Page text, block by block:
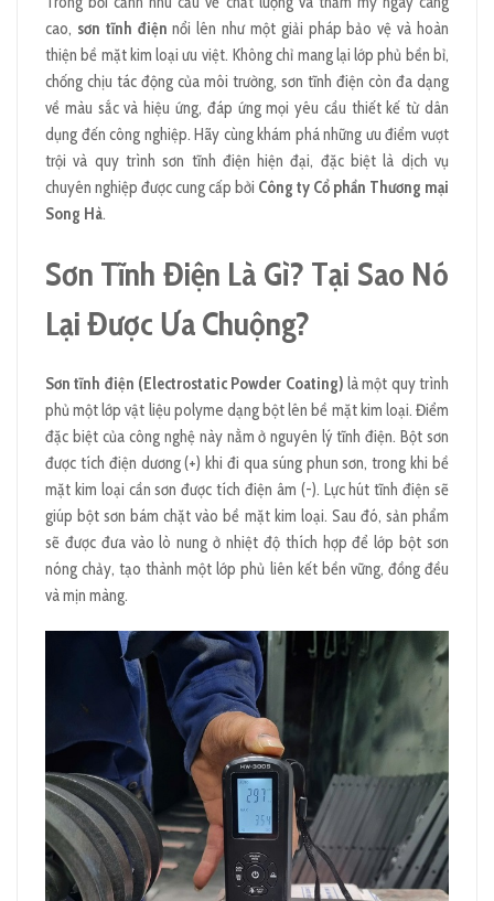
cao, sơn tĩnh điện nổi lên như một giải pháp bảo vệ và hoàn
thiện bề mặt kim loại ưu việt. Không chỉ mang lại lớp phủ bền bỉ,
chống chịu tác động của môi trường, sơn tĩnh điện còn đa dạng
về màu sắc và hiệu ứng, đáp ứng mọi yêu cầu thiết kế từ dân
dụng đến công nghiệp. Hãy cùng khám phá những ưu điểm vượt
trội và quy trình sơn tĩnh điện hiện đại, đặc biệt là dịch vụ
chuyên nghiệp được cung cấp bởi Công ty Cổ phần Thương mại
Song Hà.
Sơn Tĩnh Điện Là Gì? Tại Sao Nó
Lại Được Ưa Chuộng?
Sơn tĩnh điện (Electrostatic Powder Coating) là một quy trình
phủ một lớp vật liệu polyme dạng bột lên bề mặt kim loại. Điểm
đặc biệt của công nghệ này nằm ở nguyên lý tĩnh điện. Bột sơn
được tích điện dương (+) khi đi qua súng phun sơn, trong khi bề
mặt kim loại cần sơn được tích điện âm (-). Lực hút tĩnh điện sẽ
giúp bột sơn bám chặt vào bề mặt kim loại. Sau đó, sản phẩm
sẽ được đưa vào lò nung ở nhiệt độ thích hợp để lớp bột sơn
nóng chảy, tạo thành một lớp phủ liên kết bền vững, đồng đều
và mịn màng.